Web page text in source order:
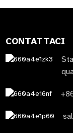
CONTATTACI